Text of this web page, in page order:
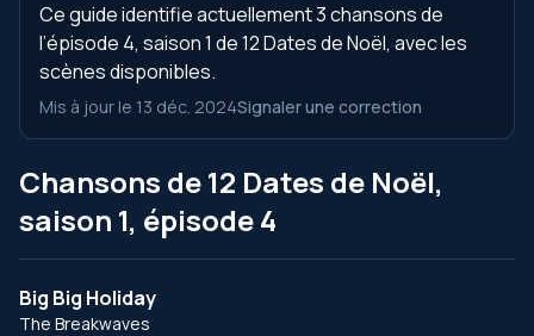
Ce guide identifie actuellement 3 chansons de
l’épisode 4, saison 1 de 12 Dates de Noël, avec les
scènes disponibles.
Mis à jour le 13 déc. 2024Signaler une correction
Chansons de 12 Dates de Noël,
saison 1, épisode 4
Big Big Holiday
The Breakwaves